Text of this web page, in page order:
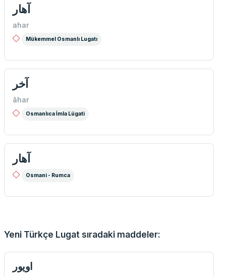
آهار
ahar
Mükemmel Osmanlı Lugatı
آخر
âhar
Osmanlıca İmla Lügati
آهار
Osmani - Rumca
Yeni Türkçe Lugat sıradaki maddeler:
اويور